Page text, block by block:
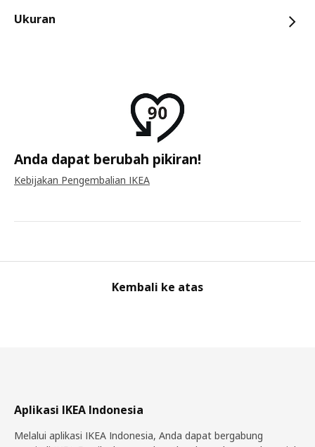
Ukuran
Anda dapat berubah pikiran!
Kebijakan Pengembalian IKEA
Kembali ke atas
Aplikasi IKEA Indonesia
Melalui aplikasi IKEA Indonesia, Anda dapat bergabung